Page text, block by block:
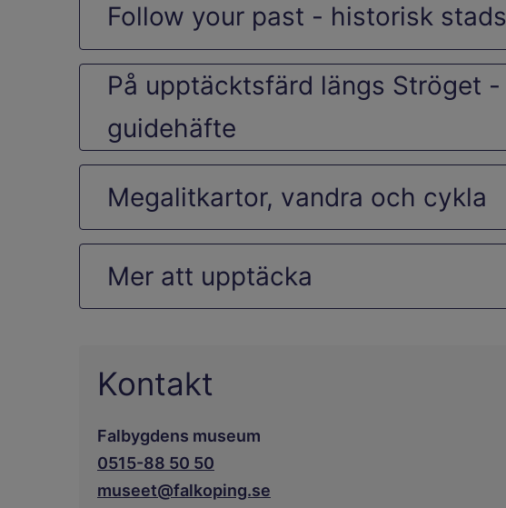
Follow your past - historisk
På upptäcktsfärd längs Ströget -
guidehäfte
Megalitkartor, vandra och cykla
Mer att upptäcka
Kontakt
Falbygdens museum
0515-88 50 50
museet@falkoping.se